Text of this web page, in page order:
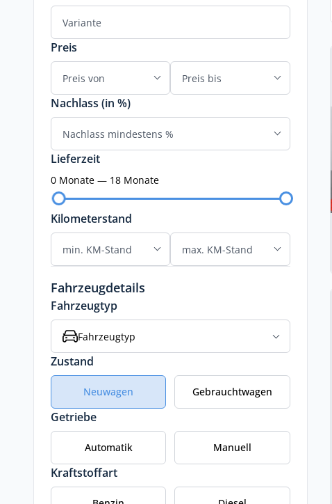
Preis
Nachlass (in %)
Lieferzeit
0 Monate — 18 Monate
Kilometerstand
Fahrzeugdetails
Fahrzeugtyp
Fahrzeugtyp
Zustand
Neuwagen Gebrauchtwagen
Getriebe
Automatik Manuell
Kraftstoffart